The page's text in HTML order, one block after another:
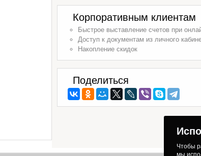
Корпоративным клиентам
Быстрое выставление счетов при
Доступ к документам из личного
Накопление скидок
Поделиться
Чтобы
мы